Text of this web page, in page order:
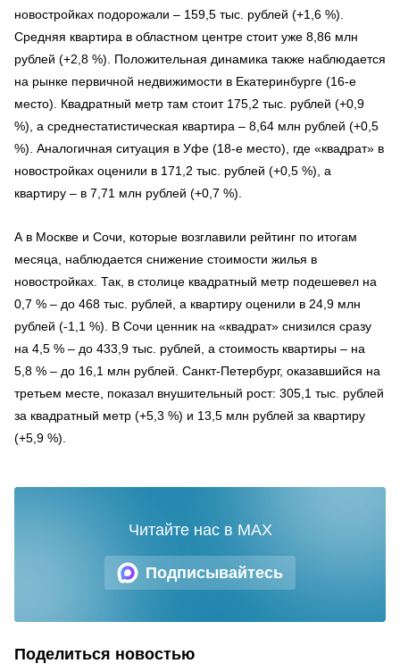
новостройках подорожали – 159,5 тыс. рублей (+1,6 %).
Средняя квартира в областном центре стоит уже 8,86 млн
рублей (+2,8 %). Положительная динамика также наблюдается
на рынке первичной недвижимости в Екатеринбурге (16-е
место). Квадратный метр там стоит 175,2 тыс. рублей (+0,9
%), а среднестатистическая квартира – 8,64 млн рублей (+0,5
%). Аналогичная ситуация в Уфе (18-е место), где «квадрат» в
новостройках оценили в 171,2 тыс. рублей (+0,5 %), а
квартиру – в 7,71 млн рублей (+0,7 %).
А в Москве и Сочи, которые возглавили рейтинг по итогам
месяца, наблюдается снижение стоимости жилья в
новостройках. Так, в столице квадратный метр подешевел на
0,7 % – до 468 тыс. рублей, а квартиру оценили в 24,9 млн
рублей (-1,1 %). В Сочи ценник на «квадрат» снизился сразу
на 4,5 % – до 433,9 тыс. рублей, а стоимость квартиры – на
5,8 % – до 16,1 млн рублей. Санкт-Петербург, оказавшийся на
третьем месте, показал внушительный рост: 305,1 тыс. рублей
за квадратный метр (+5,3 %) и 13,5 млн рублей за квартиру
(+5,9 %).
Подписывайтесь
Читайте нас в MAX
Поделиться новостью